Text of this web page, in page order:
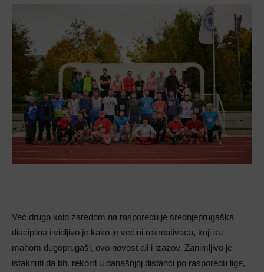
Već drugo kolo zaredom na rasporedu je srednjeprugaška
disciplina i vidljivo je kako je većini rekreativaca, koji su
mahom dugoprugaši, ovo novost ali i izazov. Zanimljivo je
istaknuti da bh. rekord u današnjoj distanci po rasporedu lige,